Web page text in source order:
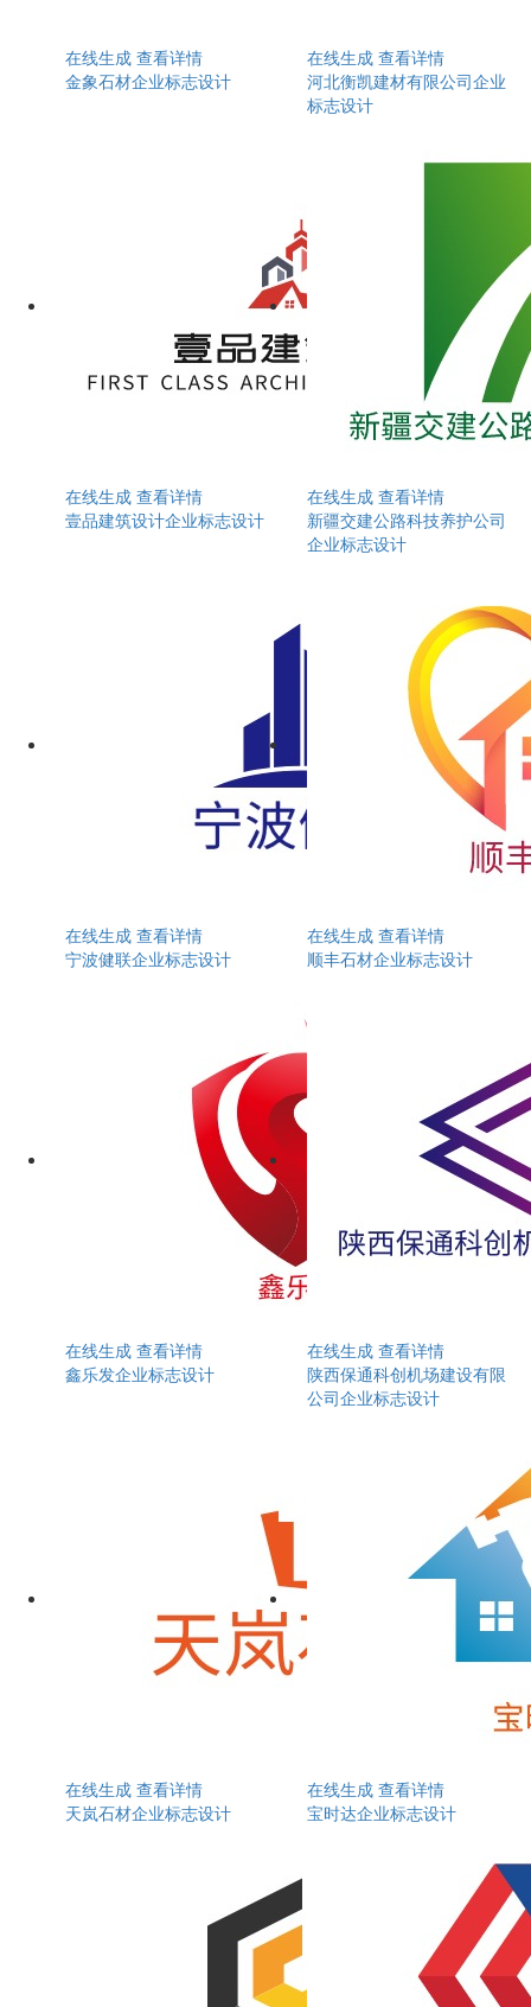
在线生成 查看详情
金象石材企业标志设计
在线生成 查看详情
河北衡凯建材有限公司企业
标志设计
在线生成 查看详情
壹品建筑设计企业标志设计
在线生成 查看详情
新疆交建公路科技养护公司
企业标志设计
在线生成 查看详情
宁波健联企业标志设计
在线生成 查看详情
顺丰石材企业标志设计
在线生成 查看详情
鑫乐发企业标志设计
在线生成 查看详情
陕西保通科创机场建设有限
公司企业标志设计
在线生成 查看详情
天岚石材企业标志设计
在线生成 查看详情
宝时达企业标志设计